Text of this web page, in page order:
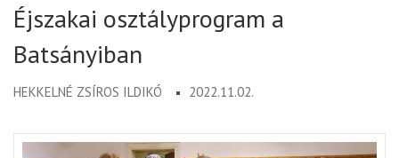
Éjszakai osztályprogram a
Batsányiban
HEKKELNÉ ZSÍROS ILDIKÓ 2022.11.02.